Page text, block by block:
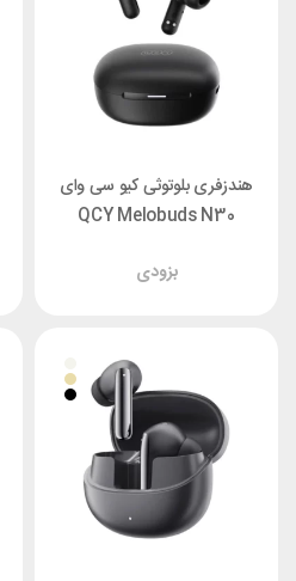
هندزفری بلوتوثی کیو سی وای
QCY Melobuds N30
بزودی